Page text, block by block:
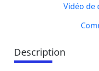
Vidéo de
Description